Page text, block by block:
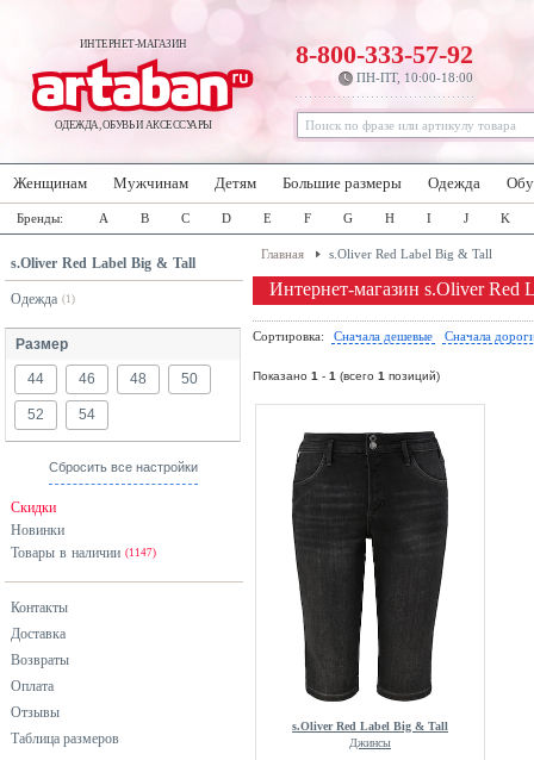
ИНТЕРНЕТ-МАГАЗИН
ОДЕЖДА, ОБУВЬ И АКСЕССУАРЫ
8-800-333-57-92
ПН-ПТ, 10:00-18:00
Женщинам Мужчинам Детям Большие размеры Одежда
Бренды: A B C D E F G H I J K
s.Oliver Red Label Big & Tall
Одежда (1)
Размер
44 46 48 50
52 54
Сбросить все настройки
Скидки
Новинки
Товары в наличии (1147)
Контакты
Доставка
Возвраты
Оплата
Отзывы
Таблица размеров
Главная s.Oliver Red Label Big & Tall
Интернет-магазин s.Oliver Red
Сортировка: Сначала дешевые Сначала
Показано 1 - 1 (всего 1 позиций)
s.Oliver Red Label Big & Tall
Джинсы